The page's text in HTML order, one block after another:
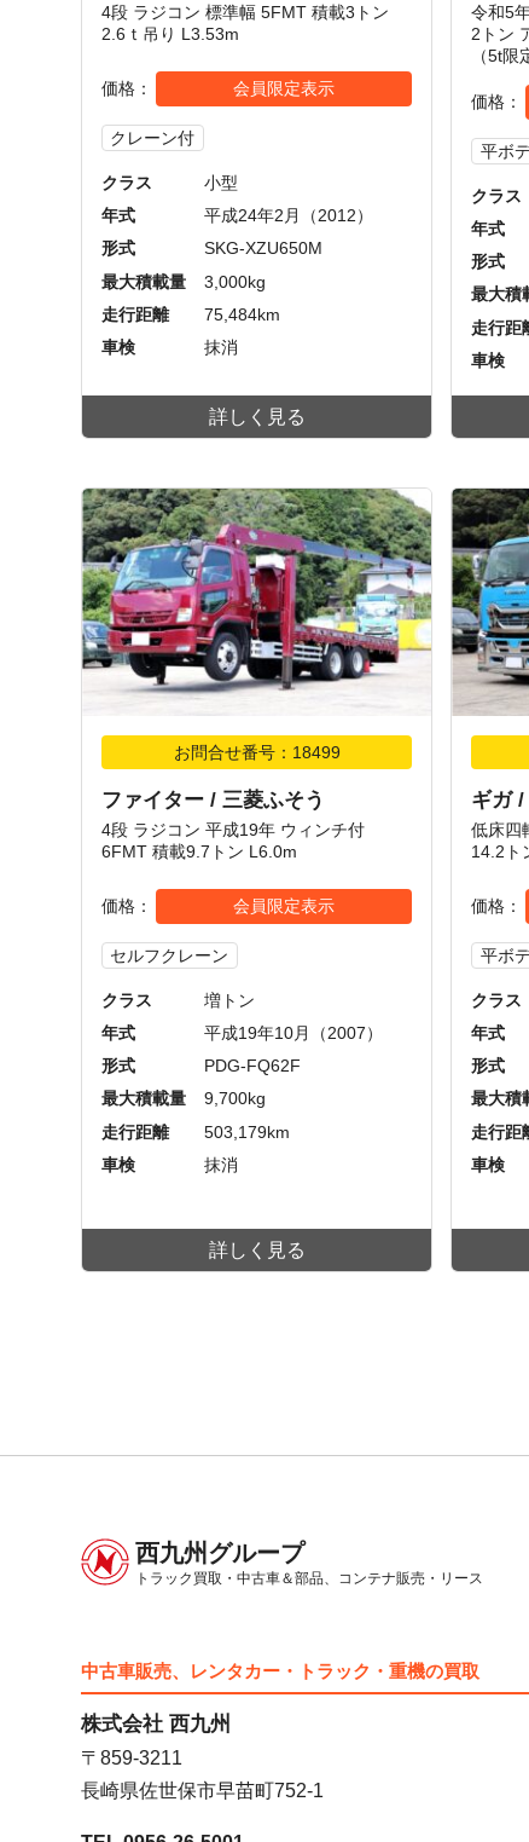
4段 ラジコン 標準幅 5FMT 積載3トン
2.6ｔ吊り L3.53m
価格 会員限定表示
クレーン付
クラス
小型
年式
平成24年2月（2012）
形式
SKG-XZU650M
最大積載量
3,000kg
走行距離
75,484km
車検
抹消
詳しく見る
令和5
2トン
（5t限
価格
平ボ
クラス
年式
形式
最大積
走行距
車検
お問合せ番号：18499
ファイター / 三菱ふそう
4段 ラジコン 平成19年 ウィンチ付
6FMT 積載9.7トン L6.0m
価格 会員限定表示
セルフクレーン
クラス
増トン
年式
平成19年10月（2007）
形式
PDG-FQ62F
最大積載量
9,700kg
走行距離
503,179km
車検
抹消
詳しく見る
ギガ /
低床四
14.2ト
価格
平ボ
クラス
年式
形式
最大積
走行距
車検
西九州グループ
トラック買取・中古車＆部品、 コンテナ販売・リース
中古車販売、レンタカー・トラック・重機の買取
株式会社 西九州
〒859-3211
長崎県佐世保市早苗町752-1